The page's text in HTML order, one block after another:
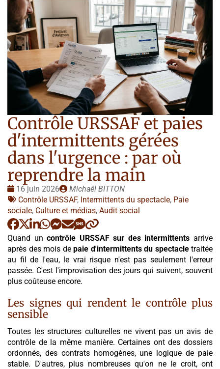
Contrôle URSSAF et paies
d'intermittents gérées
dans l'urgence : par où
reprendre la main
Date
:
16 juin 2026
Publié
par
Michaël BITTON
Tags
:
Contrôle URSSAF, Intermittents du spectacle, Paie
sociale, Culture et médias, Audit social
Quand uncontrôle URSSAF sur des intermittents arrive
après des mois de paie d'intermittents du spectacletraitée
au fil de l'eau, le vrai risque n'est pas seulement l'erreur
passée. C'est l'improvisation des jours qui suivent, souvent
plus coûteuse encore.
Les signes qui rendent le contrôle plus
sensible
Toutes les structures culturelles ne vivent pas un avis de
contrôle de la même manière. Certaines ont des dossiers
ordonnés, des contrats homogènes, une logique de paie
stable. D'autres, plus nombreuses qu'on ne le croit, ont